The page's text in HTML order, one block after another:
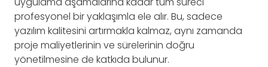
profesyonel bir yaklaşımla ele alır. Bu, sadece
yazılım kalitesini artırmakla kalmaz, aynı zamanda
proje maliyetlerinin ve sürelerinin doğru
yönetilmesine de katkıda bulunur.